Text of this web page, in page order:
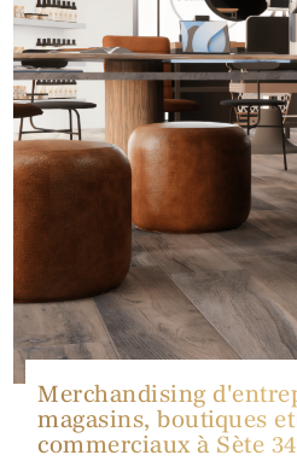
Merchandising
magasins, boutiques
commerciaux à Sète